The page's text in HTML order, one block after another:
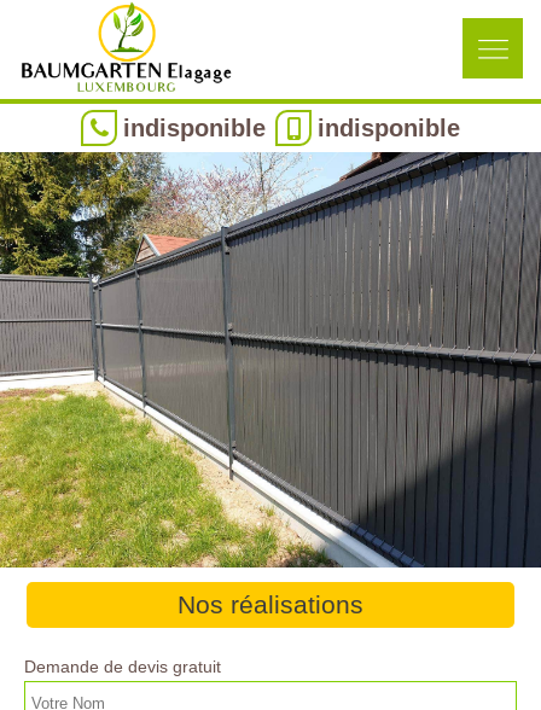
indisponible indisponible
Nos réalisations
Demande de devis gratuit